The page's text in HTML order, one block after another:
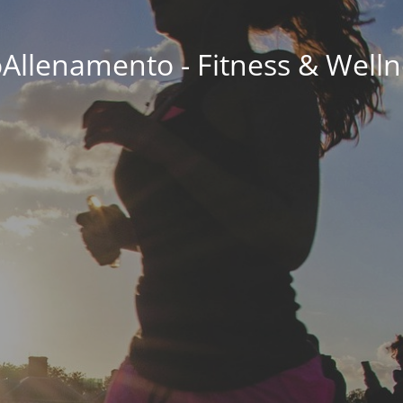
- Fitness &